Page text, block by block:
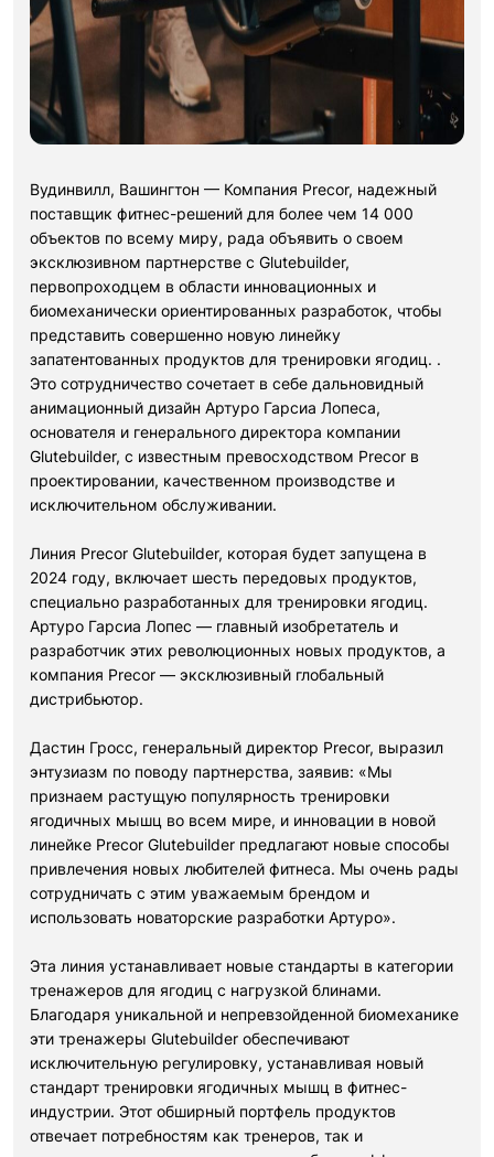
Вудинвилл, Вашингтон — Компания Precor, надежный
поставщик фитнес-решений для более чем 14 000
объектов по всему миру, рада объявить о своем
эксклюзивном партнерстве с Glutebuilder,
первопроходцем в области инновационных и
биомеханически ориентированных разработок, чтобы
представить совершенно новую линейку
запатентованных продуктов для тренировки ягодиц. .
Это сотрудничество сочетает в себе дальновидный
анимационный дизайн Артуро Гарсиа Лопеса,
основателя и генерального директора компании
Glutebuilder, с известным превосходством Precor в
проектировании, качественном производстве и
исключительном обслуживании.
Линия Precor Glutebuilder, которая будет запущена в
2024 году, включает шесть передовых продуктов,
специально разработанных для тренировки ягодиц.
Артуро Гарсиа Лопес — главный изобретатель и
разработчик этих революционных новых продуктов, а
компания Precor — эксклюзивный глобальный
дистрибьютор.
Дастин Гросс, генеральный директор Precor, выразил
энтузиазм по поводу партнерства, заявив: «Мы
признаем растущую популярность тренировки
ягодичных мышц во всем мире, и инновации в новой
линейке Precor Glutebuilder предлагают новые способы
привлечения новых любителей фитнеса. Мы очень рады
сотрудничать с этим уважаемым брендом и
использовать новаторские разработки Артуро».
Эта линия устанавливает новые стандарты в категории
тренажеров для ягодиц с нагрузкой блинами.
Благодаря уникальной и непревзойденной биомеханике
эти тренажеры Glutebuilder обеспечивают
исключительную регулировку, устанавливая новый
стандарт тренировки ягодичных мышц в фитнес-
индустрии. Этот обширный портфель продуктов
отвечает потребностям как тренеров, так и